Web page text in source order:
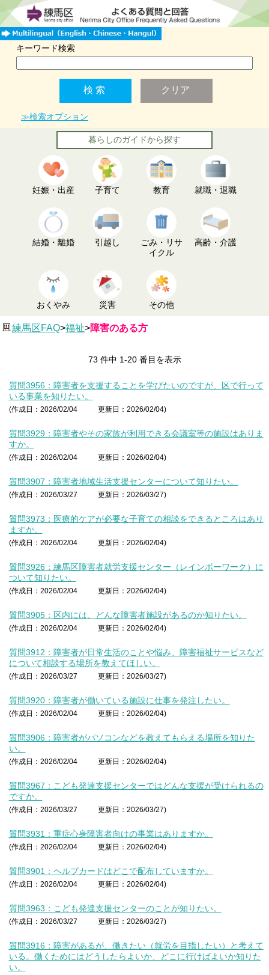
キーワード検索
≫検索オプション
暮らしのガイドから探す
妊娠・出産 子育て 教育 就職・退職
結婚・離婚 引越し
ごみ・リサ
イクル
高齢・介護
おくやみ 災害 その他
練馬区FAQ>福祉>障害のある方
73 件中 1-20 番目を表示
質問3956：障害者を支援することを学びたいのですが、区で行って
いる事業を知りたい。
(作成日：2026/02/04 更新日：2026/02/04)
質問3929：障害者やその家族が利用できる会議室等の施設はありま
すか。
(作成日：2026/02/04 更新日：2026/02/04)
質問3907：障害者地域生活支援センターについて知りたい。
(作成日：2026/03/27 更新日：2026/03/27)
質問3973：医療的ケアが必要な子育ての相談をできるところはあり
ますか。
(作成日：2026/02/04 更新日：2026/02/04)
質問3926：練馬区障害者就労支援センター（レインボーワーク）に
ついて知りたい。
(作成日：2026/02/04 更新日：2026/02/04)
質問3905：区内には、どんな障害者施設があるのか知りたい。
(作成日：2026/02/04 更新日：2026/02/04)
質問3912：障害者が日常生活のことや悩み、障害福祉サービスなど
について相談する場所を教えてほしい。
(作成日：2026/03/27 更新日：2026/03/27)
質問3920：障害者が働いている施設に仕事を発注したい。
(作成日：2026/02/04 更新日：2026/02/04)
質問3906：障害者がパソコンなどを教えてもらえる場所を知りた
い。
(作成日：2026/02/04 更新日：2026/02/04)
質問3967：こども発達支援センターではどんな支援が受けられるの
ですか。
(作成日：2026/03/27 更新日：2026/03/27)
質問3931：重症心身障害者向けの事業はありますか。
(作成日：2026/02/04 更新日：2026/02/04)
質問3901：ヘルプカードはどこで配布していますか。
(作成日：2026/02/04 更新日：2026/02/04)
質問3963：こども発達支援センターのことが知りたい。
(作成日：2026/03/27 更新日：2026/03/27)
質問3916：障害があるが、働きたい（就労を目指したい）と考えて
いる。働くためにはどうしたらよいか、どこに行けばよいか知りた
い。